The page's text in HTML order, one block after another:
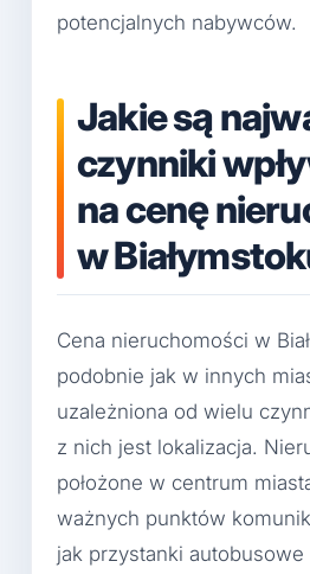
potencjalnych nabywców.
Jakie są
czynniki
na cenę
w
Cena nieruchomości w
podobnie jak w innych
uzależniona od wielu
z nich jest lokalizacja.
położone w centrum
ważnych punktów
jak przystanki autobusowe